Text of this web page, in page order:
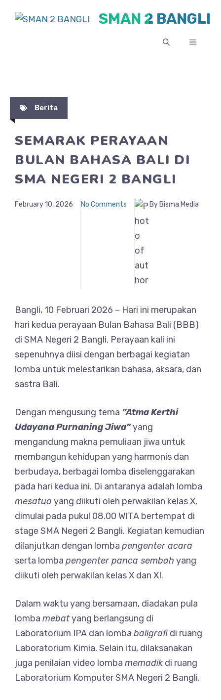
SMAN 2 BANGLI
MENU
Berita
SEMARAK PERAYAAN
BULAN BAHASA BALI DI
SMA NEGERI 2 BANGLI
February 10, 2026 No Comments By Bisma Media
Bangli, 10 Februari 2026 – Hari ini merupakan
hari kedua perayaan Bulan Bahasa Bali (BBB)
di SMA Negeri 2 Bangli. Perayaan kali ini
sepenuhnya diisi dengan berbagai kegiatan
lomba untuk melestarikan bahasa, aksara, dan
sastra Bali.
Dengan mengusung tema “Atma Kerthi
Udayana Purnaning Jiwa”yang
mengandung makna pemuliaan jiwa untuk
membangun kehidupan yang harmonis dan
berbudaya, berbagai lomba diselenggarakan
pada hari kedua ini. Di antaranya adalah lomba
mesatua yang diikuti oleh perwakilan kelas X,
dimulai pada pukul 08.00 WITA bertempat di
stage SMA Negeri 2 Bangli. Kegiatan kemudian
dilanjutkan dengan lomba pengenter acara
serta lomba pengenter panca sembah yang
diikuti oleh perwakilan kelas X dan XI.
Dalam waktu yang bersamaan, diadakan pula
lomba mebatyang berlangsung di
Laboratorium IPA dan lomba baligrafi di ruang
Laboratorium Kimia. Selain itu, dilaksanakan
juga penilaian video lomba memadikdi ruang
Laboratorium Komputer SMA Negeri 2 Bangli.